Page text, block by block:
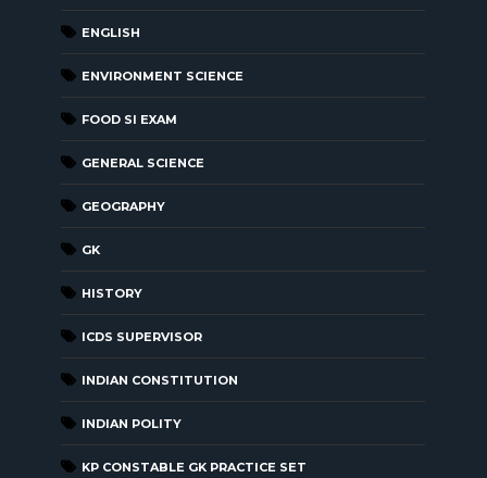
ENGLISH
ENVIRONMENT SCIENCE
FOOD SI EXAM
GENERAL SCIENCE
GEOGRAPHY
GK
HISTORY
ICDS SUPERVISOR
INDIAN CONSTITUTION
INDIAN POLITY
KP CONSTABLE GK PRACTICE SET